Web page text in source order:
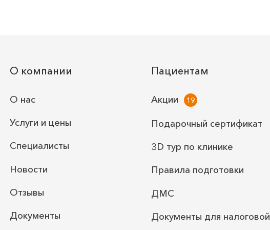
О компании
О нас
Услуги и цены
Специалисты
Новости
Отзывы
Документы
Пациентам
Акции
Подарочный сертификат
3D тур по клинике
Правила подготовки
ДМС
Документы для налоговой